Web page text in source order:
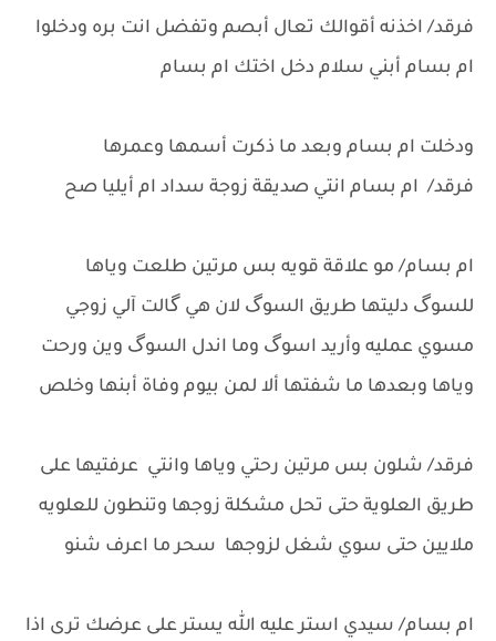
فرقد/ اخذنه أقوالك تعال أبصم وتفضل انت بره ودخلوا
ام بسام أبني سلام دخل اختك ام بسام
ودخلت ام بسام وبعد ما ذكرت أسمها وعمرها
فرقد/ ام بسام انتي صديقة زوجة سداد ام أيليا صح
ام بسام/ مو علاقة قويه بس مرتين طلعت وياها
للسوگ دليتها طريق السوگ لان هي گالت آلي زوجي
مسوي عمليه وأريد اسوگ وما اندل السوگ وين ورحت
وياها وبعدها ما شفتها ألا لمن بيوم وفاة أبنها وخلص
فرقد/ شلون بس مرتين رحتي وياها وانتي عرفتيها على
طريق العلوية حتى تحل مشكلة زوجها وتنطون للعلويه
ملايين حتى سوي شغل لزوجها سحر ما اعرف شنو
ام بسام/ سيدي استر عليه الله يستر على عرضك ترى اذا